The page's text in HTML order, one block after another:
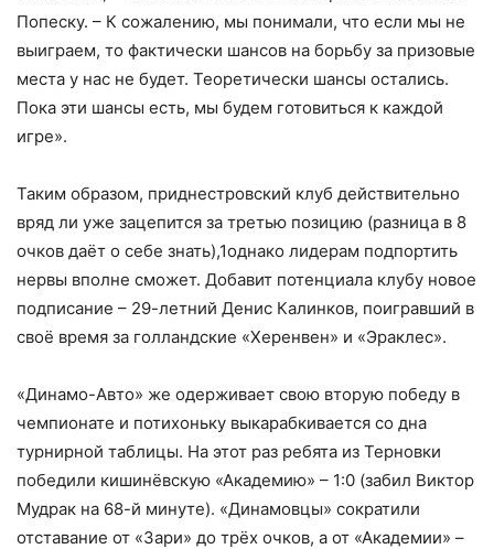
Попеску. – К сожалению, мы понимали, что если мы не
выиграем, то фактически шансов на борьбу за призовые
места у нас не будет. Теоретически шансы остались.
Пока эти шансы есть, мы будем готовиться к каждой
игре».
Таким образом, приднестровский клуб действительно
вряд ли уже зацепится за третью позицию (разница в 8
очков даёт о себе знать),1однако лидерам подпортить
нервы вполне сможет. Добавит потенциала клубу новое
подписание – 29-летний Денис Калинков, поигравший в
своё время за голландские «Херенвен» и «Эраклес».
«Динамо-Авто» же одерживает свою вторую победу в
чемпионате и потихоньку выкарабкивается со дна
турнирной таблицы. На этот раз ребята из Терновки
победили кишинёвскую «Академию» – 1:0 (забил Виктор
Мудрак на 68-й минуте). «Динамовцы» сократили
отставание от «Зари» до трёх очков, а от «Академии» –